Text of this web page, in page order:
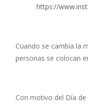
https://
Cuando se cambia la
personas se colocan
Con motivo del Día